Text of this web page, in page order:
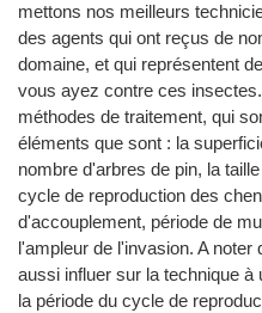
mettons nos meilleurs
des agents qui ont reçus de
domaine, et qui représentent
vous ayez contre ces
méthodes de traitement, qui
éléments que sont : la
nombre d'arbres de pin, la
cycle de reproduction des
d'accouplement, période de
l'ampleur de l'invasion. A noter
aussi influer sur la technique à
la période du cycle de